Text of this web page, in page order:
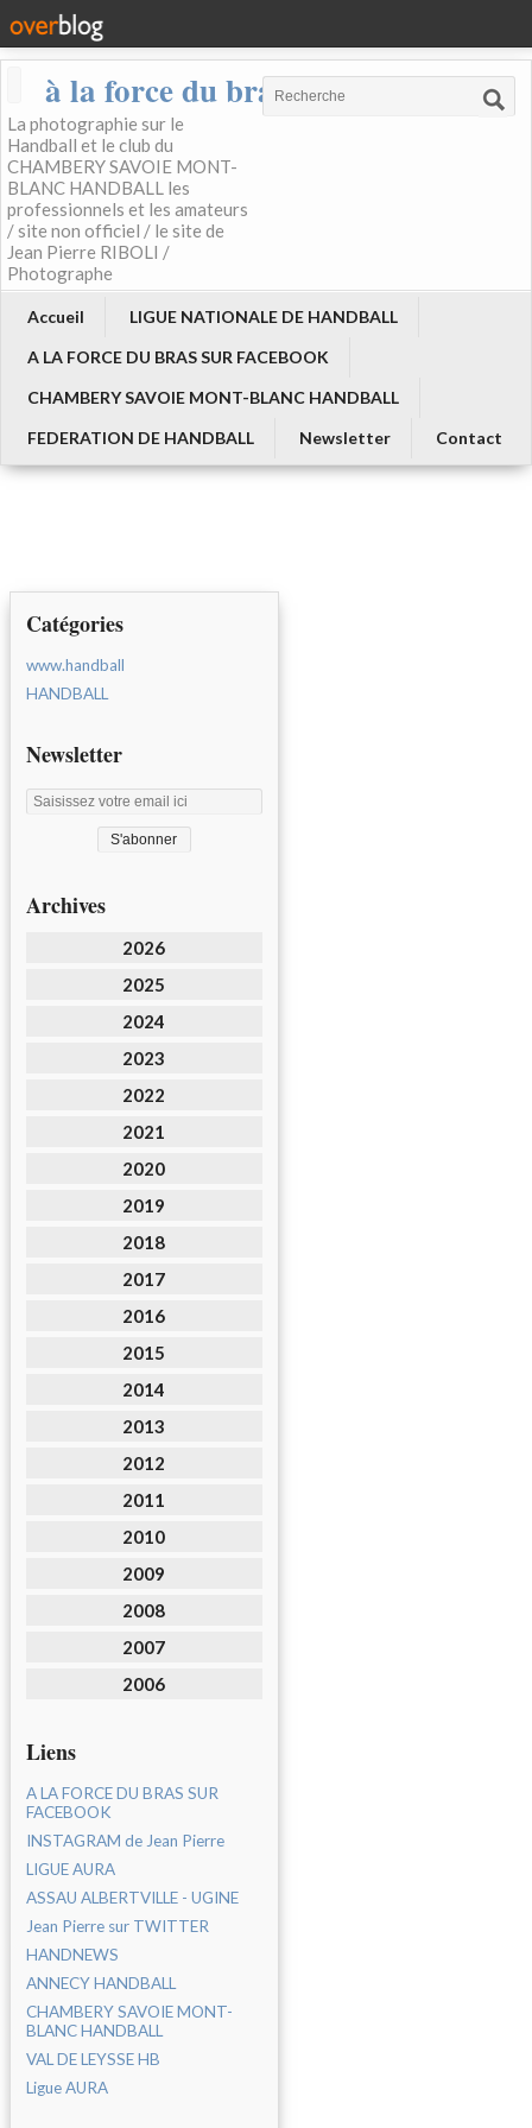
à la force du bras
La photographie sur le
Handball et le club du
CHAMBERY SAVOIE MONT-
BLANC HANDBALL les
professionnels et les amateurs
/ site non officiel / le site de
Jean Pierre RIBOLI /
Photographe
Accueil
LIGUE NATIONALE DE HANDBALL
A LA FORCE DU BRAS SUR FACEBOOK
CHAMBERY SAVOIE MONT-BLANC HANDBALL
FEDERATION DE HANDBALL
Newsletter Contact
Catégories
www.handball
HANDBALL
Newsletter
Archives
2026
2025
2024
2023
2022
2021
2020
2019
2018
2017
2016
2015
2014
2013
2012
2011
2010
2009
2008
2007
2006
Liens
A LA FORCE DU BRAS SUR
FACEBOOK
INSTAGRAM de Jean Pierre
LIGUE AURA
ASSAU ALBERTVILLE - UGINE
Jean Pierre sur TWITTER
HANDNEWS
ANNECY HANDBALL
CHAMBERY SAVOIE MONT-
BLANC HANDBALL
VAL DE LEYSSE HB
Ligue AURA